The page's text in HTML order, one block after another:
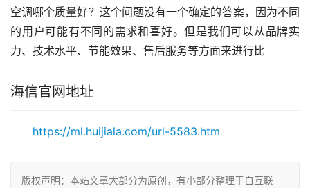
空调哪个质量好？这个问题没有一个确定的答案，因为不同
的用户可能有不同的需求和喜好。但是我们可以从品牌实
力、技术水平、节能效果、售后服务等方面来进行比
海信官网地址
https://ml.huijiala.com/url-5583.htm
版权声明：本站文章大部分为原创，有小部分整理于自互联